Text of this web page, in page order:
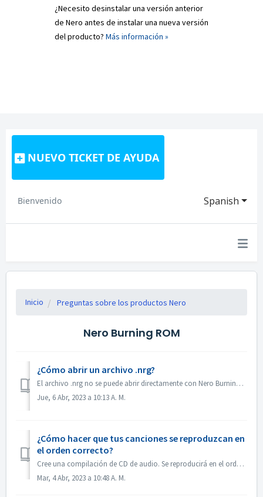
¿Necesito desinstalar una versión anterior
de Nero antes de instalar una nueva versión
del producto? Más información »
NUEVO TICKET DE AYUDA
Spanish
Bienvenido
Inicio Preguntas sobre los productos Nero
Nero Burning ROM
¿Cómo abrir un archivo .nrg?
El archivo .nrg no se puede abrir directamente con Nero Burning ROM. Puede grabar el archivo nrg en un disco con Nero Burning ROM. O utilizar el software d...
Jue, 6 Abr, 2023 a 10:13 A. M.
¿Cómo hacer que tus canciones se reproduzcan en
el orden correcto?
Cree una compilación de CD de audio. Se reproducirá en el orden en que agregó los archivos. Si crea con otra compilación que se quemará en realidad un disco...
Mar, 4 Abr, 2023 a 10:48 A. M.